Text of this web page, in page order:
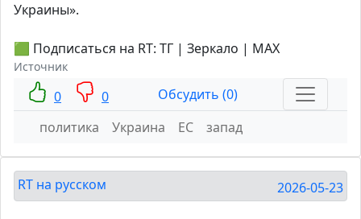
Украины».
🟩 Подписаться на RT: ТГ | Зеркало | MAX
Источник
0 0
Обсудить (0)
политика
Украина ЕС запад
RT на русском 2026-05-23